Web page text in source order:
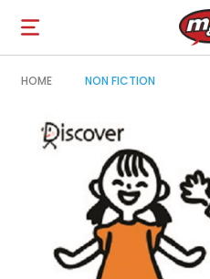
Open
navigation
HOME NON FICTION